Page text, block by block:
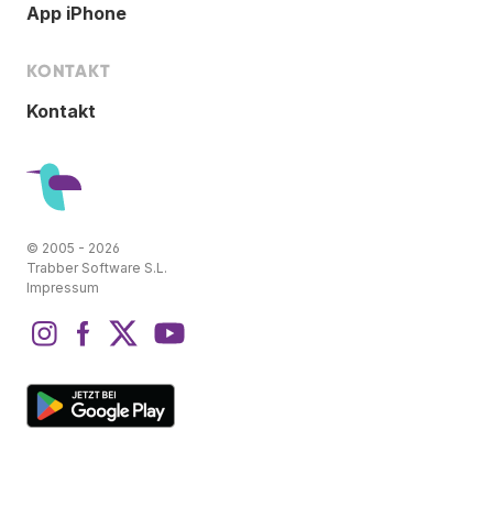
App iPhone
KONTAKT
Kontakt
© 2005 - 2026
Trabber Software S.L.
Impressum